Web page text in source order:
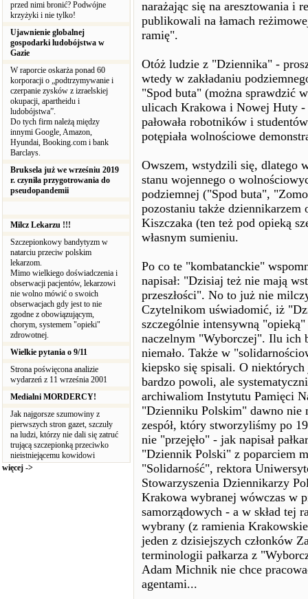
przed nimi bronić? Podwójne
krzyżyki i nie tylko!
Ujawnienie globalnej
gospodarki ludobójstwa w
Gazie
W raporcie oskarża ponad 60
korporacji o „podtrzymywanie i
czerpanie zysków z izraelskiej
okupacji, apartheidu i
ludobójstwa”.
Do tych firm należą między
innymi Google, Amazon,
Hyundai, Booking.com i bank
Barclays.
Bruksela już we wrześniu 2019
r. czyniła przygotrowania do
pseudopandemii
Milcz Lekarzu !!!
Szczepionkowy bandytyzm w
natarciu przeciw polskim
lekarzom.
Mimo wielkiego doświadczenia i
obserwacji pacjentów, lekarzowi
nie wolno mówić o swoich
obserwacjach gdy jest to nie
zgodne z obowiązującym,
chorym, systemem "opieki"
zdrowotnej.
Wielkie pytania o 9/11
Strona poświęcona analizie
wydarzeń z 11 września 2001
Medialni MORDERCY!
Jak najgorsze szumowiny z
pierwszych stron gazet, szczuły
na ludzi, którzy nie dali się zatruć
trującą szczepionką przeciwko
nieistniejącemu kowidowi
więcej ->
narażając się na aresztowania i
publikowali na łamach
ramię".
Otóż ludzie z "Dziennika" -
wtedy w zakładaniu
"Spod buta" (można sprawdzić
ulicach Krakowa i Nowej Huty
pałowała robotników i
potępiała wolnościowe
Owszem, wstydzili się, dlatego
stanu wojennego o
podziemnej ("Spod buta",
pozostaniu także
Kiszczaka (ten też pod opieką
własnym sumieniu.
Po co te "kombatanckie"
napisał: "Dzisiaj też nie mają
przeszłości". No to już nie
Czytelnikom uświadomić, iż
szczególnie intensywną "opieką"
naczelnym "Wyborczej". Ilu ich
niemało. Także w
kiepsko się spisali. O
bardzo powoli, ale
archiwaliom Instytutu Pamięci
"Dzienniku Polskim" dawno nie
zespół, który stworzyliśmy po
nie "przejęło" - jak napisał
"Dziennik Polski" z poparciem
"Solidarność", rektora
Stowarzyszenia Dziennikarzy
Krakowa wybranej wówczas w
samorządowych - a w skład tej
wybrany (z ramienia
jeden z dzisiejszych członków
terminologii pałkarza z
Adam Michnik nie chce
agentami...